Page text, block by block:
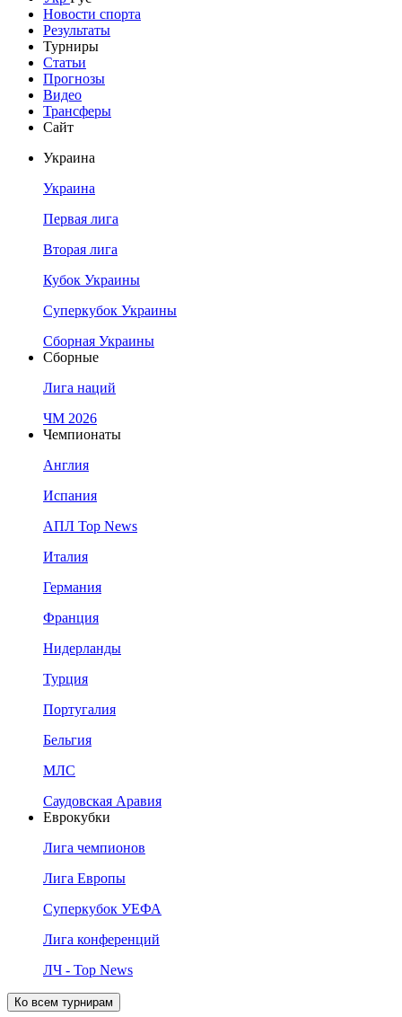
Новости спорта
Результаты
Турниры
Статьи
Прогнозы
Видео
Трансферы
Сайт
Украина
Украина
Первая лига
Вторая лига
Кубок Украины
Суперкубок Украины
Сборная Украины
Сборные
Лига наций
ЧМ 2026
Чемпионаты
Англия
Испания
АПЛ Top News
Италия
Германия
Франция
Нидерланды
Турция
Португалия
Бельгия
МЛС
Саудовская Аравия
Еврокубки
Лига чемпионов
Лига Европы
Суперкубок УЕФА
Лига конференций
ЛЧ - Top News
Ко всем турнирам